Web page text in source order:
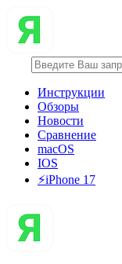
Инструкции
Обзоры
Новости
Сравнение
macOS
IOS
⚡️iPhone 17